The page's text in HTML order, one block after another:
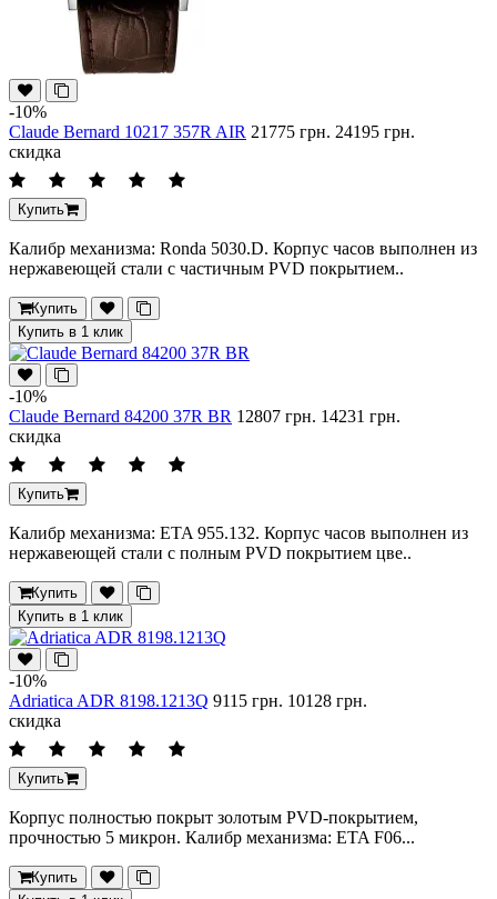
-10%
Claude Bernard 10217 357R AIR 21775 грн. 24195 грн.
скидка
Купить
Калибр механизма: Ronda 5030.D. Корпус часов выполнен из
нержавеющей стали с частичным PVD покрытием..
Купить
Купить в 1 клик
-10%
Claude Bernard 84200 37R BR 12807 грн. 14231 грн.
скидка
Купить
Калибр механизма: ETA 955.132. Корпус часов выполнен из
нержавеющей стали с полным PVD покрытием цве..
Купить
Купить в 1 клик
-10%
Adriatica ADR 8198.1213Q 9115 грн. 10128 грн.
скидка
Купить
Корпус полностью покрыт золотым PVD-покрытием,
прочностью 5 микрон. Калибр механизма: ETA F06...
Купить